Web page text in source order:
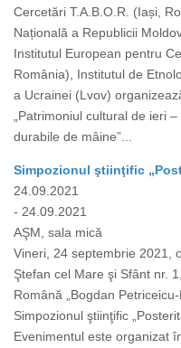
Cercetări T.A.B.O.R. (Iași,
Națională a Republicii
Institutul European pentru
România), Institutul de
a Ucrainei (Lvov)
„Patrimoniul cultural de ieri
durabile de mâine”...
Simpozionul ştiinţific
24.09.2021
- 24.09.2021
AŞM, sala mică
Vineri, 24 septembrie 2021,
Ştefan cel Mare şi Sfânt nr.
Română „Bogdan
Simpozionul ştiinţific
Evenimentul este organizat